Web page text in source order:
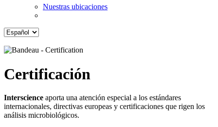
Nuestras ubicaciones
Certificación
Interscience aporta una atención especial a los estándares
internacionales, directivas europeas y certificaciones que rigen los
análisis microbiológicos.